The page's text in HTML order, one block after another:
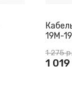
19М-
1 275 р.
1 019